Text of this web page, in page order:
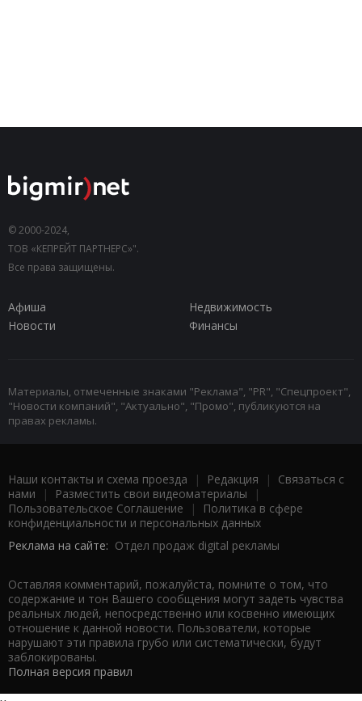
© 2000-2024,
ТОВ «КЕПРЕЙТ ПАРТНЕРС»".
Все права защищены.
Афиша
Недвижимость
Новости
Финансы
Материалы, отмеченные знаками "Реклама", "PR", "Спецпроект",
"Новости компаний", "Актуально", "Промо", публикуются на
правах рекламы.
Наши контакты и схема проезда | Редакция | Связаться с
нами | Разместить свои видеоматериалы |
Пользовательское Соглашение |
Политика в сфере
конфиденциальности и персональных данных
Реклама на сайте: Отдел продаж digital рекламы
Оставляя комментарий, пожалуйста, помните о том, что
содержание и тон Вашего сообщения могут задеть чувства
реальных людей, непосредственно или косвенно имеющих
отношение к данной новости. Пользователи, которые
нарушают эти правила грубо или систематически, будут
заблокированы.
Полная версия правил